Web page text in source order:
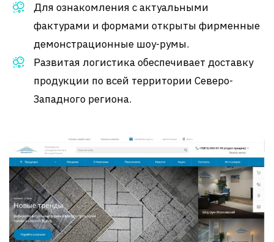
Для ознакомления с актуальными
фактурами и формами открыты фирменные
демонстрационные шоу-румы.
Развитая логистика обеспечивает доставку
продукции по всей территории Северо-
Западного региона.